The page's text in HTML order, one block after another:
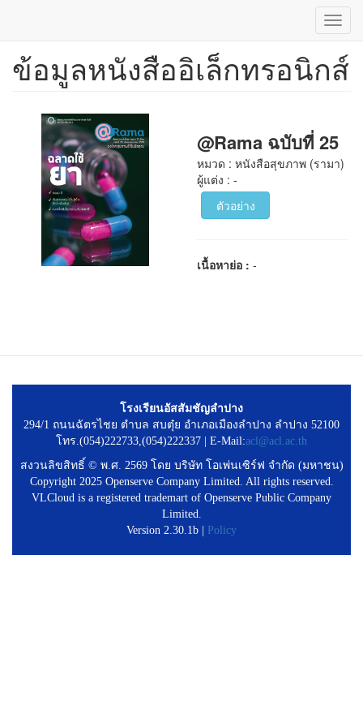
ข้าม
ข้อมูลหนังสืออิเล็กทรอนิกส์
@Rama ฉบับที่ 25
หมวด : หนังสือสุขภาพ (รามา)
ผู้แต่ง : -
ตัวอย่าง
เนื้อหาย่อ :-
โรงเรียนอัสสัมชัญลำปาง
294/1 ถนนฉัตรไชย ตำบล สบตุ๋ย อำเภอเมืองลำปาง ลำปาง 52100
โทร.(054)222733,(054)222337 | E-Mail:acl@acl.ac.th
สงวนลิขสิทธิ์ © พ.ศ. 2569 โดย บริษัท โอเพ่นเซิร์ฟ จำกัด (มหาชน)
Copyright 2025 Openserve Company Limited. All rights reserved.
VLCloud is a registered trademart of Openserve Public Company
Limited.
Version 2.30.1b |
Policy